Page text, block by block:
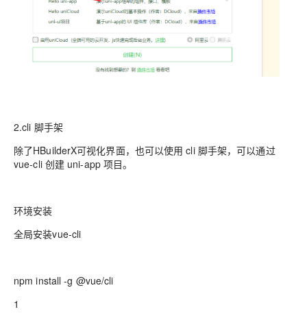
2.cli 脚手架
除了HBuilderX可视化界面，也可以使用 cli 脚手架，可以通过
vue-cli 创建 uni-app 项目。
环境安装
全局安装vue-cli
npm install -g @vue/cli
1